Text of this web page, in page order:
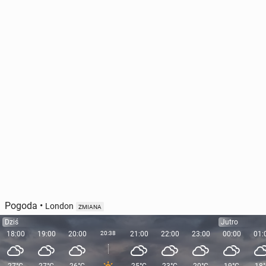
Pogoda • London ZMIANA
Dziś
18:00
19:00 20:00 20:38 21:00 22:00 23:00
Jutro
00:00